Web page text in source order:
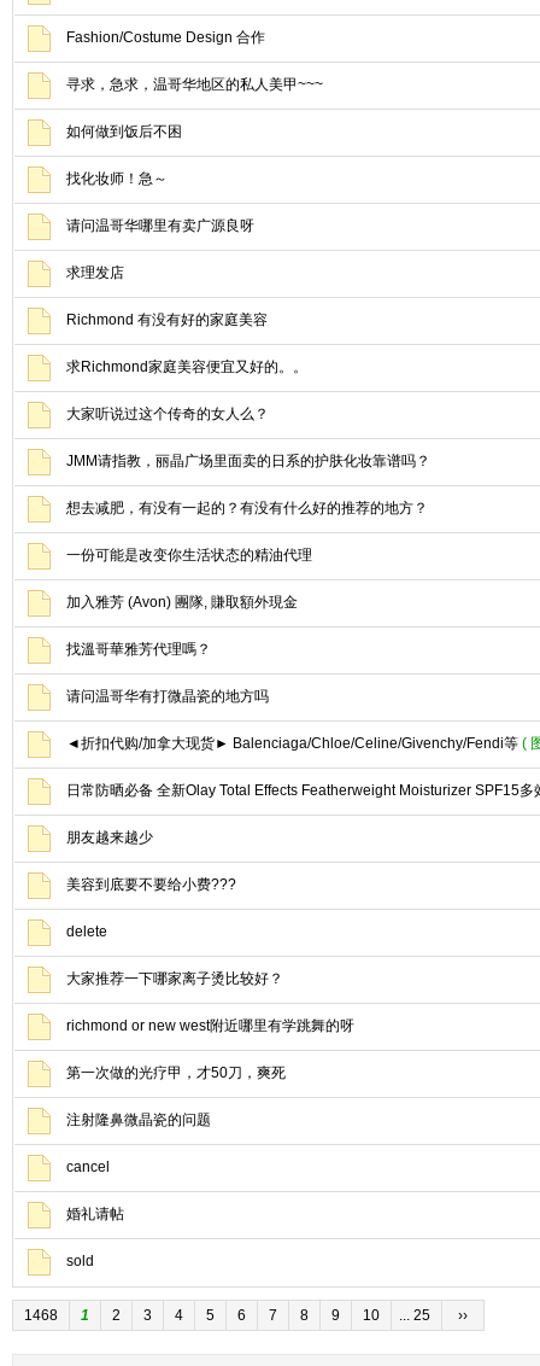
Fashion/Costume Design 合作
寻求，急求，温哥华地区的私人美甲~~~
如何做到饭后不困
找化妆师！急～
请问温哥华哪里有卖广源良呀
求理发店
Richmond 有没有好的家庭美容
求Richmond家庭美容便宜又好的。。
大家听说过这个传奇的女人么？
JMM请指教，丽晶广场里面卖的日系的护肤化妆靠谱吗？
想去减肥，有没有一起的？有没有什么好的推荐的地方？
一份可能是改变你生活状态的精油代理
加入雅芳 (Avon) 團隊, 賺取額外現金
找溫哥華雅芳代理嗎？
请问温哥华有打微晶瓷的地方吗
◄折扣代购/加拿大现货► Balenciaga/Chloe/Celine/Givenchy/Fendi等 (
日常防晒必备 全新Olay Total Effects Featherweight Moisturizer SPF15多
朋友越来越少
美容到底要不要给小费???
delete
大家推荐一下哪家离子烫比较好？
richmond or new west附近哪里有学跳舞的呀
第一次做的光疗甲，才50刀，爽死
注射隆鼻微晶瓷的问题
cancel
婚礼请帖
sold
1468 1 2 3 4 5 6 7 8 9 10 ... 25 ››